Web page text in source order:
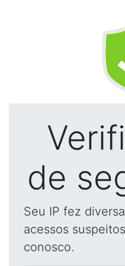
de
Seu IP fez
acessos
conosco.